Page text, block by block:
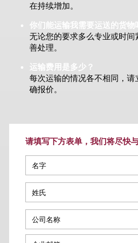
在持续增加。
你们能运输我需要运送的货物
无论您的要求多么专业或时间
善处理。
运输费用是多少？
每次运输的情况各不相同，请
确报价。
请填写下方表单，我们将尽快